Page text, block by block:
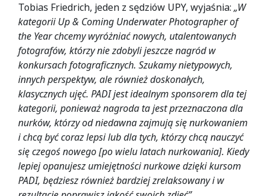
Tobias Friedrich, jeden z sędziów UPY, wyjaśnia: „W
kategorii Up & Coming Underwater Photographer of
the Year chcemy wyróżniać nowych, utalentowanych
fotografów, którzy nie zdobyli jeszcze nagród w
konkursach fotograficznych. Szukamy nietypowych,
innych perspektyw, ale również doskonałych,
klasycznych ujęć. PADI jest idealnym sponsorem dla tej
kategorii, ponieważ nagroda ta jest przeznaczona dla
nurków, którzy od niedawna zajmują się nurkowaniem
i chcą być coraz lepsi lub dla tych, którzy chcą nauczyć
się czegoś nowego [po wielu latach nurkowania]. Kiedy
lepiej opanujesz umiejętności nurkowe dzięki kursom
PADI, będziesz również bardziej zrelaksowany i w